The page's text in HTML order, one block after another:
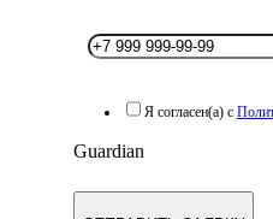
Я согласен(а) с
Guardian